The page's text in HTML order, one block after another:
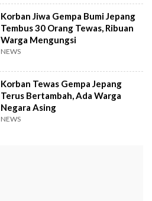
Korban Jiwa Gempa Bumi Jepang
Tembus 30 Orang Tewas, Ribuan
Warga Mengungsi
NEWS
Korban Tewas Gempa Jepang
Terus Bertambah, Ada Warga
Negara Asing
NEWS